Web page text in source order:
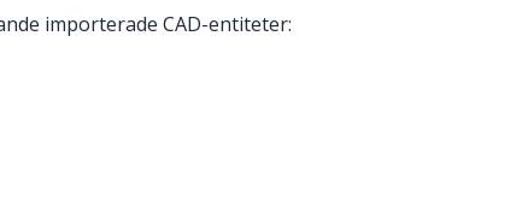
importerade CAD-entiteter: